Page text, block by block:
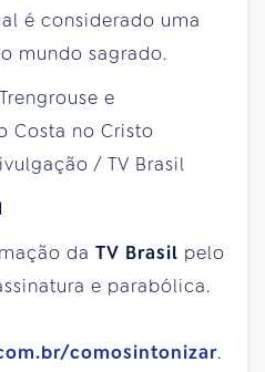
é considerado uma
mundo sagrado.
da TV Brasil pelo
e parabólica.
comosintonizar.